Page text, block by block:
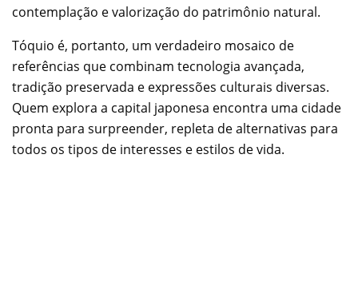
contemplação e valorização do patrimônio natural.
Tóquio é, portanto, um verdadeiro mosaico de
referências que combinam tecnologia avançada,
tradição preservada e expressões culturais diversas.
Quem explora a capital japonesa encontra uma cidade
pronta para surpreender, repleta de alternativas para
todos os tipos de interesses e estilos de vida.